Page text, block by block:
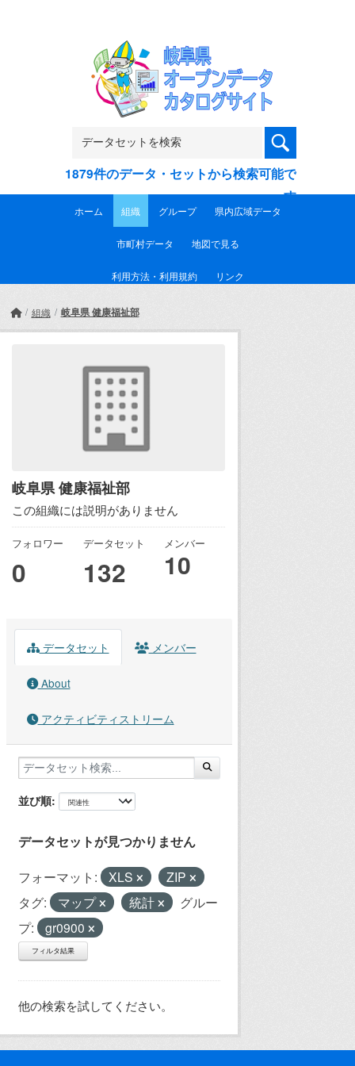
1879件のデータ・セットから検索可能で
す
ホーム 組織 グループ 県内広域データ
市町村データ 地図で見る
利用方法・利用規約 リンク
組織 岐阜県 健康福祉部
岐阜県 健康福祉部
この組織には説明がありません
フォロワー
0
データセット
132
メンバー
10
データセット メンバー
About
アクティビティストリーム
並び順
データセットが見つかりません
フォーマット: XLS
ZIP
タグ:
マップ 統計
グルー
プ:
gr0900
フィルタ結果
他の検索を試してください。